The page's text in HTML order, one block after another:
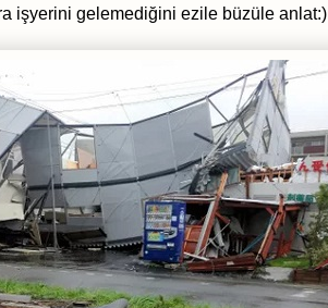
işyerini gelemediğini ezile büzüle anlat:)